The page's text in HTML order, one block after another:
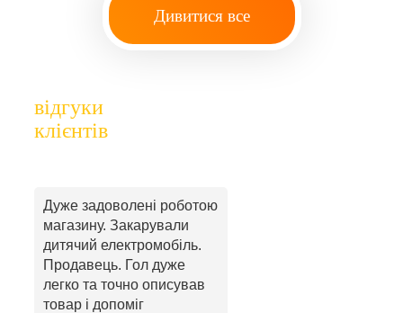
Дивитися все
відгуки
клієнтів
Дуже задоволені роботою
магазину. Закарували
дитячий електромобіль.
Продавець. Гол дуже
легко та точно описував
товар і допоміг